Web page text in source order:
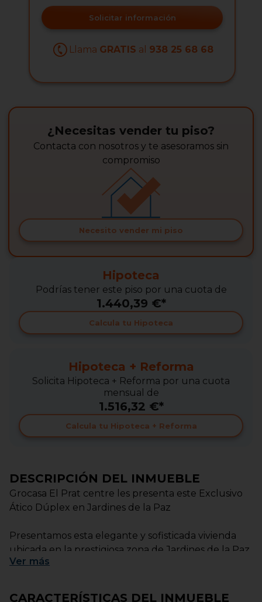
Solicitar información
Llama GRATIS al 938 25 68 68
¿Necesitas vender tu piso?
Contacta con nosotros y te asesoramos sin
compromiso
Necesito vender mi piso
Hipoteca
Podrías tener este piso por una cuota de
1.440,39 €*
Calcula tu Hipoteca
Hipoteca + Reforma
Solicita Hipoteca + Reforma por una cuota
mensual de
1.516,32 €*
Calcula tu Hipoteca + Reforma
DESCRIPCIÓN DEL INMUEBLE
Grocasa El Prat centre les presenta este Exclusivo
Ático Dúplex en Jardines de la Paz
Presentamos esta elegante y sofisticada vivienda
ubicada en la prestigiosa zona de Jardines de la Paz,
una propiedad que combina amplitud, privacidad y
Ver más
CARACTERÍSTICAS DEL INMUEBLE